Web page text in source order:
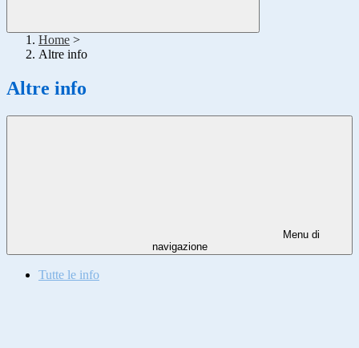
Home >
Altre info
Altre info
Menu di
navigazione
Tutte le info